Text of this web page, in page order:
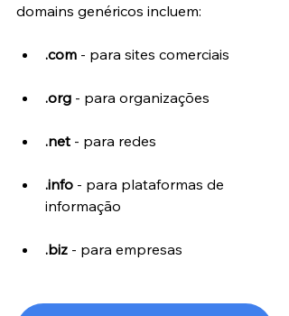
domains genéricos incluem:
.com - para sites comerciais
.org - para organizações
.net - para redes
.info - para plataformas de
informação
.biz - para empresas